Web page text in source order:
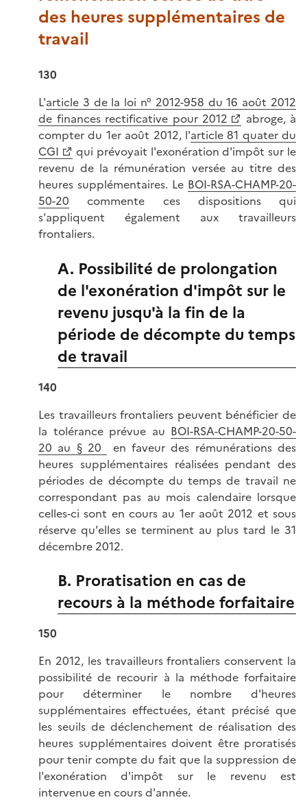
des heures supplémentaires de
travail
130
L'article 3 de la loi n° 2012-958 du 16 août 2012
de finances rectificative pour 2012
abroge, à
compter du 1er août 2012, l'article 81 quater du
CGI
qui prévoyait l'exonération d'impôt sur le
revenu de la rémunération versée au titre des
heures supplémentaires. Le BOI-RSA-CHAMP-20-
50-20 commente ces dispositions qui
s'appliquent également aux travailleurs
frontaliers.
A. Possibilité de prolongation
de l'exonération d'impôt sur le
revenu jusqu'à la fin de la
période de décompte du temps
de travail
140
Les travailleurs frontaliers peuvent bénéficier de
la tolérance prévue au BOI-RSA-CHAMP-20-50-
20 au § 20
en faveur des rémunérations des
heures supplémentaires réalisées pendant des
périodes de décompte du temps de travail ne
correspondant pas au mois calendaire lorsque
celles-ci sont en cours au 1er août 2012 et sous
réserve qu'elles se terminent au plus tard le 31
décembre 2012.
B. Proratisation en cas de
recours à la méthode forfaitaire
150
En 2012, les travailleurs frontaliers conservent la
possibilité de recourir à la méthode forfaitaire
pour déterminer le nombre d'heures
supplémentaires effectuées, étant précisé que
les seuils de déclenchement de réalisation des
heures supplémentaires doivent être proratisés
pour tenir compte du fait que la suppression de
l'exonération d'impôt sur le revenu est
intervenue en cours d'année.